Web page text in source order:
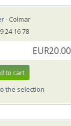
- Colmar
24 16 78
EUR20.00
to cart
the selection